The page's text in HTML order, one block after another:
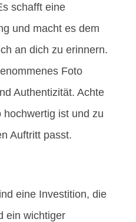
schafft eine
und macht es dem
an dich zu erinnern.
Foto
Authentizität. Achte
ist und zu
Auftritt passt.
eine Investition, die
ein wichtiger